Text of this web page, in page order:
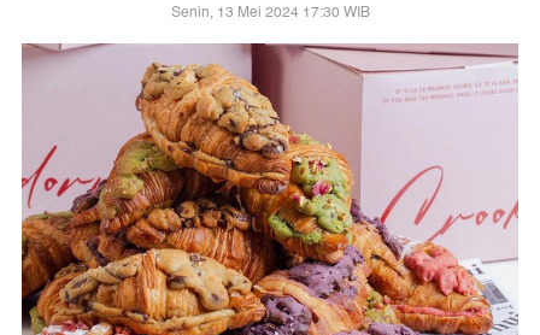
Senin, 13 Mei 2024 17:30 WIB